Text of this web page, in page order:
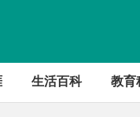
生活百科 教育